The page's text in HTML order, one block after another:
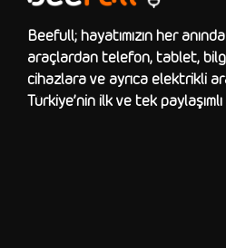
Beefull; hayatımızın her
araçlardan telefon, tablet,
cihazlara ve ayrıca elektrikli
Türkiye’nin ilk ve tek